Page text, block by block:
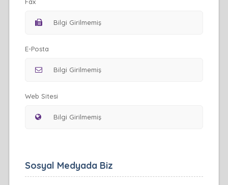
Fax
E-Posta
Web Sitesi
Sosyal Medyada Biz